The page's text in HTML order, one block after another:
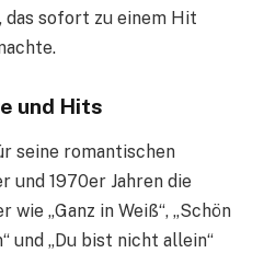
das sofort zu einem Hit
und Hits
seine romantischen
und 1970er Jahren die
„Ganz in Weiß“, „Schön
und „Du bist nicht allein“